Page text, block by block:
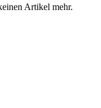
Artikel mehr.